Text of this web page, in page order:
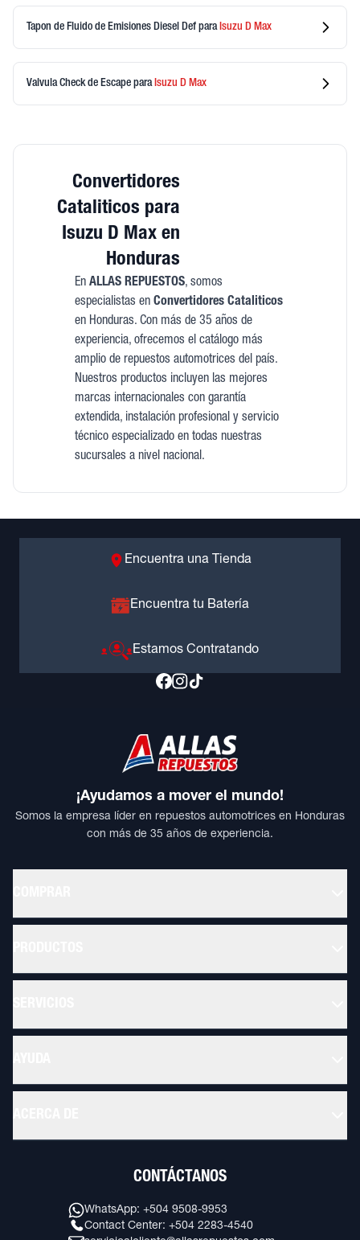
Tapon de Fluido de Emisiones Diesel Def para Isuzu D Max
Valvula Check de Escape para Isuzu D Max
Convertidores
Cataliticos para
Isuzu D Max en
Honduras
En ALLAS REPUESTOS, somos
especialistas en Convertidores Cataliticos
en Honduras. Con más de 35 años de
experiencia, ofrecemos el catálogo más
amplio de repuestos automotrices del país.
Nuestros productos incluyen las mejores
marcas internacionales con garantía
extendida, instalación profesional y servicio
técnico especializado en todas nuestras
sucursales a nivel nacional.
Encuentra una Tienda
Encuentra tu Batería
Estamos Contratando
¡Ayudamos a mover el mundo!
Somos la empresa líder en repuestos automotrices en Honduras
con más de 35 años de experiencia.
CONTÁCTANOS
WhatsApp: +504 9508-9953
Contact Center: +504 2283-4540